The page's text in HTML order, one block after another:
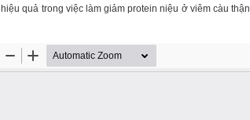
quả trong việc làm giảm protein niệu ở viêm càu thận